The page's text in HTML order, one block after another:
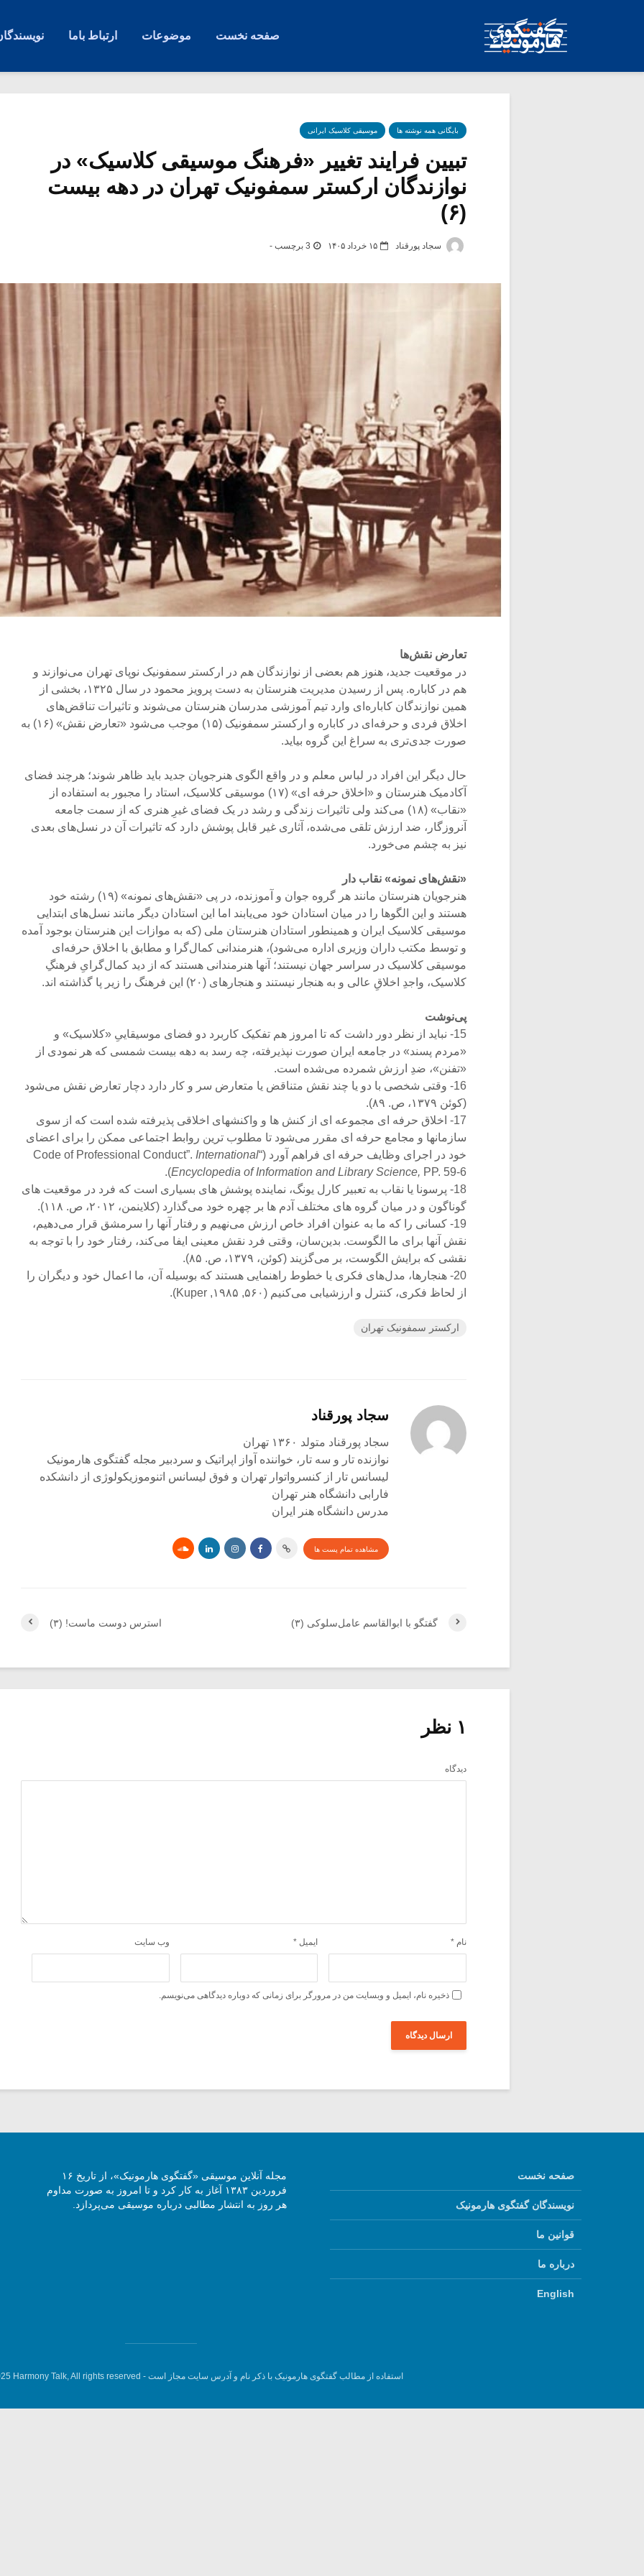
صفحه نخست موضوعات ارتباط باما
بایگانی همه نوشته ها موسیقی کلاسیک ایرانی
تبیین فرایند تغییر «فرهنگ موسیقی کلاسیک» در
نوازندگان ارکستر سمفونیک تهران در دهه بیست
(۶)
سجاد پورقناد ۱۵ خرداد ۱۴۰۵ 3 برچسب -
تعارض نقش‌ها
در موقعیت جدید، هنوز هم بعضی از نوازندگان هم در ارکستر سمفونیک نوپای تهران می‌نوازند و
هم در کاباره. پس از رسیدن مدیریت هنرستان به دست پرویز محمود در سال ۱۳۲۵، بخشی از
همین نوازندگان کاباره‌ای وارد تیم آموزشی مدرسان هنرستان می‌شوند و تاثیرات تناقض‌های
اخلاق فردی و حرفه‌ای در کاباره و ارکستر سمفونیک (۱۵) موجب می‌شود «تعارض نقش» (۱۶) به
صورت جدی‌تری به سراغ این گروه بیاید.
حال دیگر این افراد در لباس معلم و در واقع الگوی هنرجویان جدید باید ظاهر شوند؛ هرچند فضای
آکادمیک هنرستان و «اخلاق حرفه ای» (۱۷) موسیقی کلاسیک، استاد را مجبور به استفاده از
«نقاب» (۱۸) می‌کند ولی تاثیرات زندگی و رشد در یک فضای غیرِ هنری که از سمت جامعه
آنروزگار، ضد ارزش تلقی می‌شده، آثاری غیر قابل پوشش دارد که تاثیرات آن در نسل‌های بعدی
نیز به چشم می‌خورد.
«نقش‌های نمونه» نقاب دار
هنرجویان هنرستان مانند هر گروه جوان و آموزنده، در پی «نقش‌های نمونه» (۱۹) رشته خود
هستند و این الگو‌ها را در میان استادان خود می‌یابند اما این استادان دیگر مانند نسل‌های ابتدایی
موسیقی کلاسیک ایران و همینطور استادان هنرستان ملی (که به موازات این هنرستان بوجود آمده
و توسط مکتب داران وزیری اداره می‌شود)، هنرمندانی کمال‌گرا و مطابق با اخلاق حرفه‌ای
موسیقی کلاسیک در سراسر جهان نیستند؛ آنها هنرمندانی هستند که از دید کمال‌گرایِ فرهنگِ
کلاسیک، واجدِ اخلاقِ عالی و به هنجار نیستند و هنجارهای (۲۰) این فرهنگ را زیر پا گذاشته اند.
پی‌نوشت
15- نباید از نظر دور داشت که تا امروز هم تفکیک کاربرد دو فضای موسیقاییِ «کلاسیک» و
«مردم پسند» در جامعه ایران صورت نپذیرفته، چه رسد به دهه بیست شمسی که هر نمودی از
«تفنن»، ضدِ ارزش شمرده می‌شده است.
16- وقتی شخصی با دو یا چند نقش متناقض یا متعارض سر و کار دارد دچار تعارض نقش می‌شود
(کوئن ۱۳۷۹، ص. ۸۹).
17- اخلاق حرفه ای مجموعه ای از کنش ها و واکنشهای اخلاقی پذیرفته شده است که از سوی
سازمانها و مجامع حرفه ای مقرر می‌شود تا مطلوب ترین روابط اجتماعی ممکن را برای اعضای
خود در اجرای وظایف حرفه ای فراهم آورد (“Code of Professional Conduct”.International
Encyclopedia of Information and Library Science, PP. 59-6).
18- پرسونا یا نقاب به تعبیر کارل یونگ، نماینده پوشش های بسیاری است که فرد در موقعیت های
گوناگون و در میان گروه های مختلف آدم ها بر چهره خود می‌گذارد (کلاینمن، ۲۰۱۲، ص. ۱۱۸).
19- کسانی را که ما به عنوان افراد خاص ارزش می‌نهیم و رفتار آنها را سرمشق قرار می‌دهیم،
نقش آنها برای ما الگوست. بدین‌سان، وقتی فرد نقش معینی ایفا می‌کند، رفتار خود را با توجه به
نقشی که برایش الگوست، بر می‌گزیند (کوئن، ۱۳۷۹، ص. ۸۵).
20- هنجارها، مدل‌های فکری یا خطوط راهنمایی هستند که بوسیله آن، ما اعمال خود و دیگران را
از لحاظ فکری، کنترل و ارزشیابی می‌‎کنیم (۵۶۰, ۱۹۸۵, Kuper).
ارکستر سمفونیک تهران
سجاد پورقناد
سجاد پورقناد متولد ۱۳۶۰ تهران
نوازنده تار و سه تار، خواننده آواز اپراتیک و سردبیر مجله گفتگوی هارمونیک
لیسانس تار از کنسرواتوار تهران و فوق لیسانس اتنوموزیکولوژی از دانشکده
فارابی دانشگاه هنر تهران
مدرس دانشگاه هنر ایران
مشاهده تمام پست ها
استرس دوست ماست! (۳) گفتگو با ابوالقاسم عامل‌سلوکی (۳)
۱ نظر
دیدگاه
نام * ایمیل * وب‌ سایت
ذخیره نام، ایمیل و وبسایت من در مرورگر برای زمانی که دوباره دیدگاهی می‌نویسم.
صفحه نخست
نویسندگان گفتگوی هارمونیک
قوانین ما
درباره ما
English
مجله آنلاین موسیقی «گفتگوی هارمونیک»، از تاریخ ۱۶
فروردین ۱۳۸۳ آغاز به کار کرد و تا امروز به صورت مداوم
هر روز به انتشار مطالبی درباره موسیقی می‌پردازد.
استفاده از مطالب گفتگوی هارمونیک با ذکر نام و آدرس سایت مجاز است - Harmony Talk, All rights reserved.